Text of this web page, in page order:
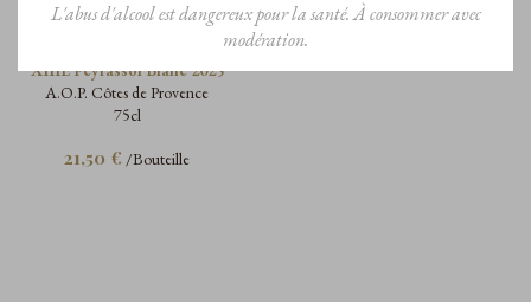
L'abus d'alcool est dangereux pour la santé. À consommer avec
modération.
XIIIE Peyrassol Blanc 2025
A.O.P. Côtes de Provence
75cl
21,50 € /Bouteille